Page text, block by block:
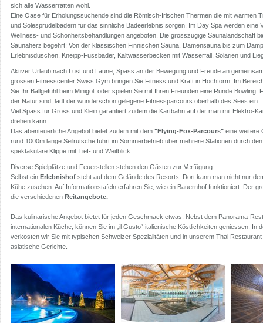
sich alle Wasserratten wohl.
Eine Oase für Erholungssuchende sind die Römisch-Irischen Thermen die mit warmen
und Solesprudelbädern für das sinnliche Badeerlebnis sorgen. Im Day Spa werden eine
Wellness- und Schönheitsbehandlungen angeboten. Die grosszügige Saunalandschaft
Saunaherz begehrt: Von der klassischen Finnischen Sauna, Damensauna bis zum
Erlebnisduschen, Kneipp-Fussbäder, Kaltwasserbecken mit Wasserfall, Solarien und
Aktiver Urlaub nach Lust und Laune, Spass an der Bewegung und Freude an
grossen Fitnesscenter Swiss Gym bringen Sie Fitness und Kraft in Hochform. Im
Sie Ihr Ballgefühl beim Minigolf oder spielen Sie mit Ihren Freunden eine Runde Bowling.
der Natur sind, lädt der wunderschön gelegene Fitnessparcours oberhalb des Sees ein.
Viel Spass für Gross und Klein garantiert zudem die Kartbahn auf der man mit Elektro-
drehen kann.
Das abenteuerliche Angebot bietet zudem mit dem "Flying-Fox-Parcours" eine weitere
rund 1000m lange Seilrutsche führt im Sommerbetrieb über mehrere Stationen durch
spektakuläre Klippe mit Tief- und Weitblick.
Diverse Spielplätze und Feuerstellen stehen den Gästen zur Verfügung.
Selbst ein Erlebnishof steht auf dem Gelände des Resorts. Dort kann man nicht nur
Kühe zusehen. Auf Informationstafeln erfahren Sie, wie ein Bauernhof funktioniert. Der
die verschiedenen Reitangebote.
Das kulinarische Angebot bietet für jeden Geschmack etwas. Nebst dem Panorama-
internationalen Küche, können Sie im „il Gusto“ italienische Köstlichkeiten geniessen. In
verkosten wir Sie mit typischen Schweizer Spezialitäten und in unserem Thai Restaurant
asiatische Gerichte.